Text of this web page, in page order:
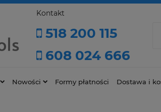
Kontakt
518 200 115
608 024 666
Nowości Formy płatności Dostawa i